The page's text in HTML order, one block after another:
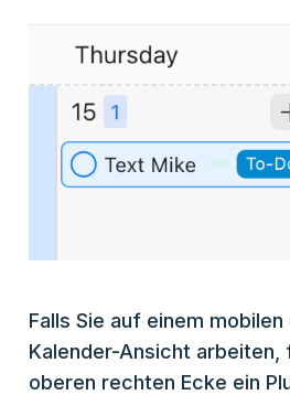
Falls Sie auf einem
Kalender-Ansicht arbeiten,
oberen rechten Ecke ein